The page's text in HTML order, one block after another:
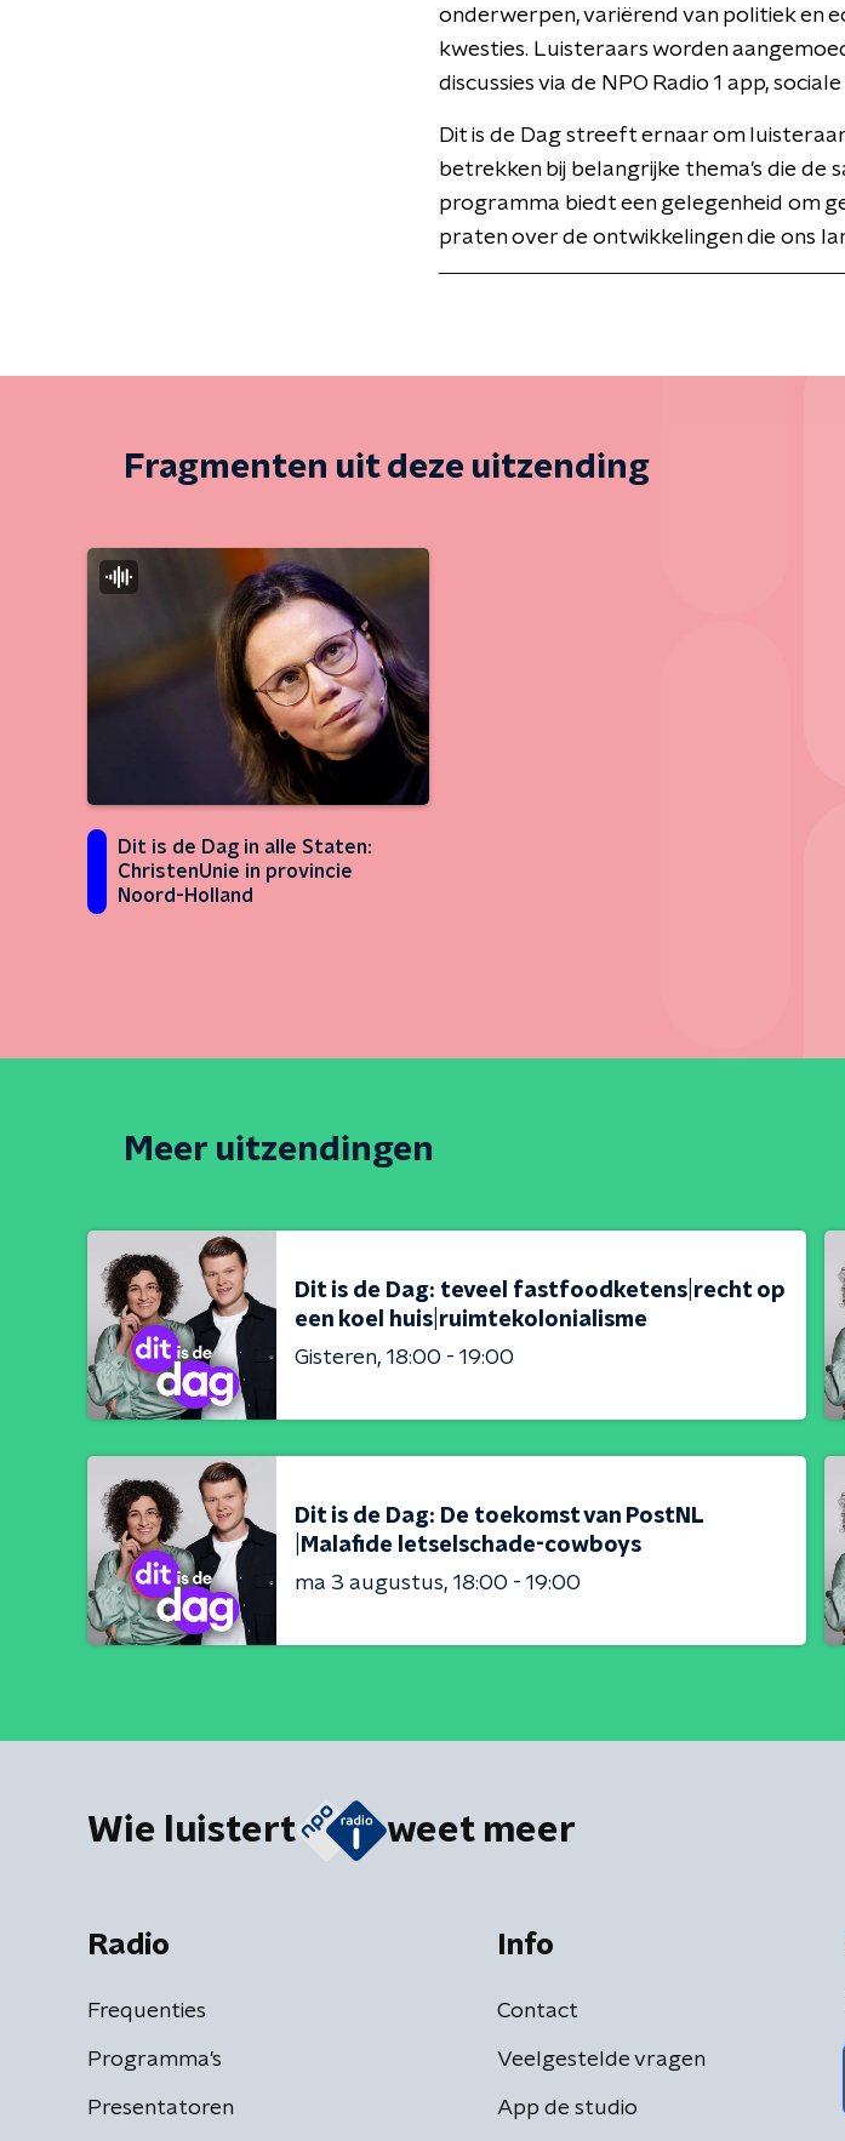
onderwerpen, variërend van politiek en
kwesties. Luisteraars worden
discussies via de NPO Radio 1 app,
Dit is de Dag streeft ernaar om
betrekken bij belangrijke thema's die de
programma biedt een gelegenheid om
praten over de ontwikkelingen die ons
Fragmenten uit deze uitzending
Dit is de Dag in alle Staten:
ChristenUnie in provincie
Noord-Holland
Meer uitzendingen
Dit is de Dag: teveel fastfoodketens|recht op
een koel huis|ruimtekolonialisme
Gisteren 18:00 - 19:00
Dit is de Dag: De toekomst van PostNL
|Malafide letselschade-cowboys
ma 3 augustus 18:00 - 19:00
Wie luistert weet meer
Radio
Frequenties
Programma's
Presentatoren
Info
Contact
Veelgestelde vragen
App de studio